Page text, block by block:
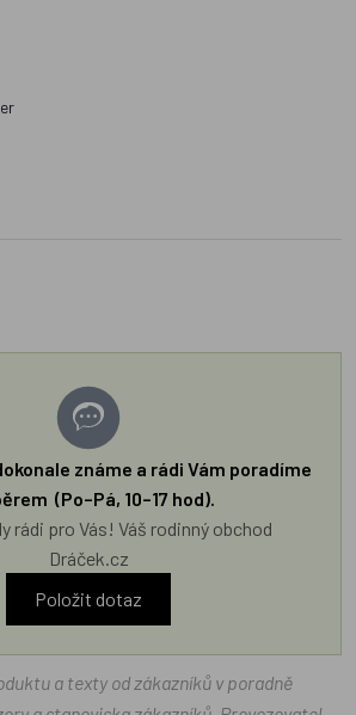
známe a rádi Vám poradíme
(Po–Pá, 10–17 hod).
rádi pro Vás! Váš rodinný obchod
Dráček.cz
Položit dotaz
a texty od zákazníků v poradně